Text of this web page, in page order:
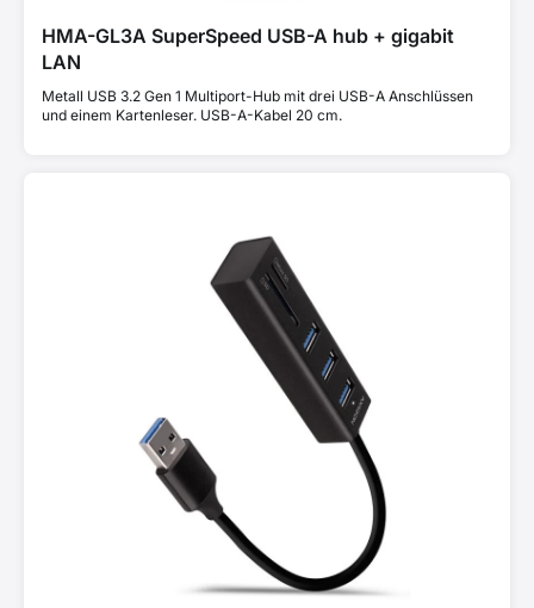
HMA-GL3A SuperSpeed USB-A hub + gigabit
LAN
Metall USB 3.2 Gen 1 Multiport-Hub mit drei USB-A Anschlüssen
und einem Kartenleser. USB-A-Kabel 20 cm.